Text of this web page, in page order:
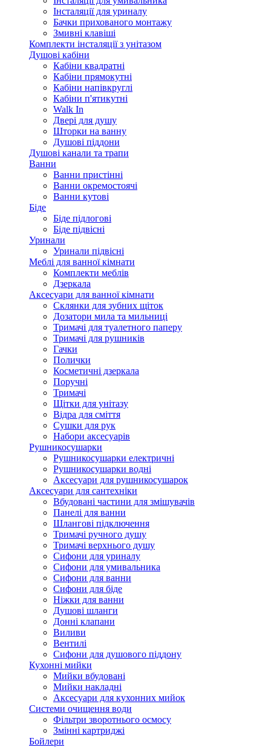
Інсталяції для уриналу
Бачки прихованого монтажу
Змивні клавіші
Комплекти інсталяції з унітазом
Душові кабіни
Кабіни квадратні
Кабіни прямокутні
Кабіни напівкруглі
Кабіни п'ятикутні
Walk In
Двері для душу
Шторки на ванну
Душові піддони
Душові канали та трапи
Ванни
Ванни пристінні
Ванни окремостоячі
Ванни кутові
Біде
Біде підлогові
Біде підвісні
Уринали
Уринали підвісні
Меблі для ванної кімнати
Комплекти меблів
Дзеркала
Аксесуари для ванної кімнати
Склянки для зубних щіток
Дозатори мила та мильниці
Тримачі для туалетного паперу
Тримачі для рушників
Гачки
Полички
Косметичні дзеркала
Поручні
Тримачі
Щітки для унітазу
Відра для сміття
Сушки для рук
Набори аксесуарів
Рушникосушарки
Рушникосушарки електричні
Рушникосушарки водні
Аксесуари для рушникосушарок
Аксесуари для сантехніки
Вбудовані частини для змішувачів
Панелі для ванни
Шлангові підключення
Тримачі ручного душу
Тримачі верхнього душу
Сифони для уриналу
Сифони для умивальника
Сифони для ванни
Сифони для біде
Ніжки для ванни
Душові шланги
Донні клапани
Виливи
Вентилі
Сифони для душового піддону
Кухонні мийки
Мийки вбудовані
Мийки накладні
Аксесуари для кухонних мийок
Системи очищення води
Фільтри зворотнього осмосу
Змінні картриджі
Бойлери